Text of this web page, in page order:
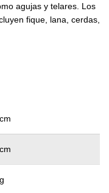
agujas y telares. Los
fique, lana, cerdas,